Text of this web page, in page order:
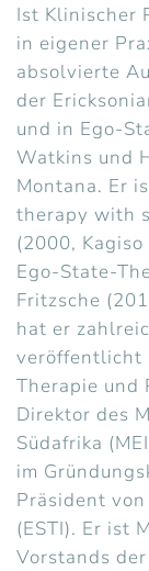
Ist Klinischer
in eigener
absolvierte
der
und in Ego-
Watkins und
Montana. Er
therapy with
(2000,
Ego-State-
Fritzsche
hat er
veröffentlicht
Therapie und
Direktor des
Südafrika
im
Präsident
(ESTI). Er ist
Vorstands